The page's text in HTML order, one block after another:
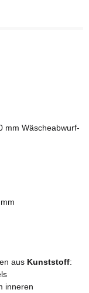
mm Wäscheabwurf-
aus Kunststoff:
inneren